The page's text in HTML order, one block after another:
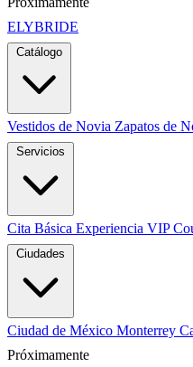
ELYBRIDE
Catálogo
Vestidos de Novia Zapatos de
Servicios
Cita Básica Experiencia VIP
Ciudades
Ciudad de México Monterrey
Próximamente